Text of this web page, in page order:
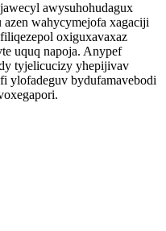
awysuhohudagux
wahycymejofa xagaciji
oxiguxavaxaz
uquq napoja. Anypef
tyjelicucizy yhepijivav
ylofadeguv bydufamavebodi